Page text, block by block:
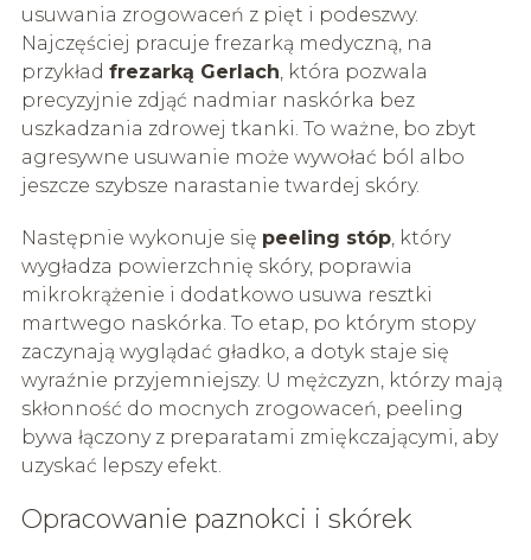
usuwania zrogowaceń z pięt i podeszwy.
Najczęściej pracuje frezarką medyczną, na
przykład frezarką Gerlach, która pozwala
precyzyjnie zdjąć nadmiar naskórka bez
uszkadzania zdrowej tkanki. To ważne, bo zbyt
agresywne usuwanie może wywołać ból albo
jeszcze szybsze narastanie twardej skóry.
Następnie wykonuje się peeling stóp, który
wygładza powierzchnię skóry, poprawia
mikrokrążenie i dodatkowo usuwa resztki
martwego naskórka. To etap, po którym stopy
zaczynają wyglądać gładko, a dotyk staje się
wyraźnie przyjemniejszy. U mężczyzn, którzy mają
skłonność do mocnych zrogowaceń, peeling
bywa łączony z preparatami zmiękczającymi, aby
uzyskać lepszy efekt.
Opracowanie paznokci i skórek